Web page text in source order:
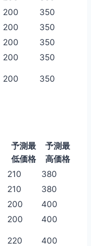
200
350
200
350
200
350
200
350
200 350
予測最
低価格
予測最
高価格
210
380
210
380
200
400
200
400
220 400